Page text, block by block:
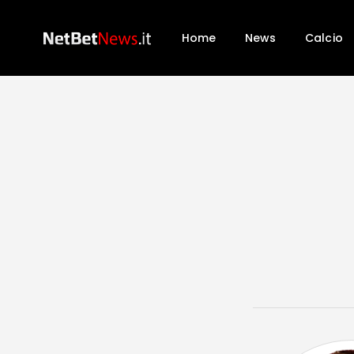
Home News Calcio